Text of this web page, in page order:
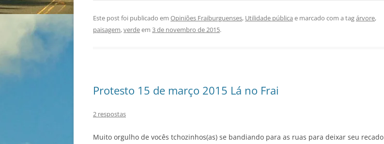
Este post foi publicado em Opiniões Fraiburguenses, Utilidade pública e marcado com a tagárvore,
paisagem,verdeem 3 de novembro de 2015.
Protesto 15 de março 2015 Lá no Frai
2 respostas
Muito orgulho de vocês tchozinhos(as) se bandiando para as ruas para deixar seu recado